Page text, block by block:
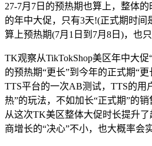
27-7月7日的预热期也算上，整体
的年中大促，只有3天!(正式期时间
算上预热期(7月1日到7月8日)，也只
TK观察从TikTokShop美区年中大
的预热期“更长”到今年的正式期“
TTS平台的一次AB测试，TTS的用
热”的玩法，不如加长“正式期”的销
从这次TK美区整体大促时长提升
商增长的“决心”不小，也大概率会